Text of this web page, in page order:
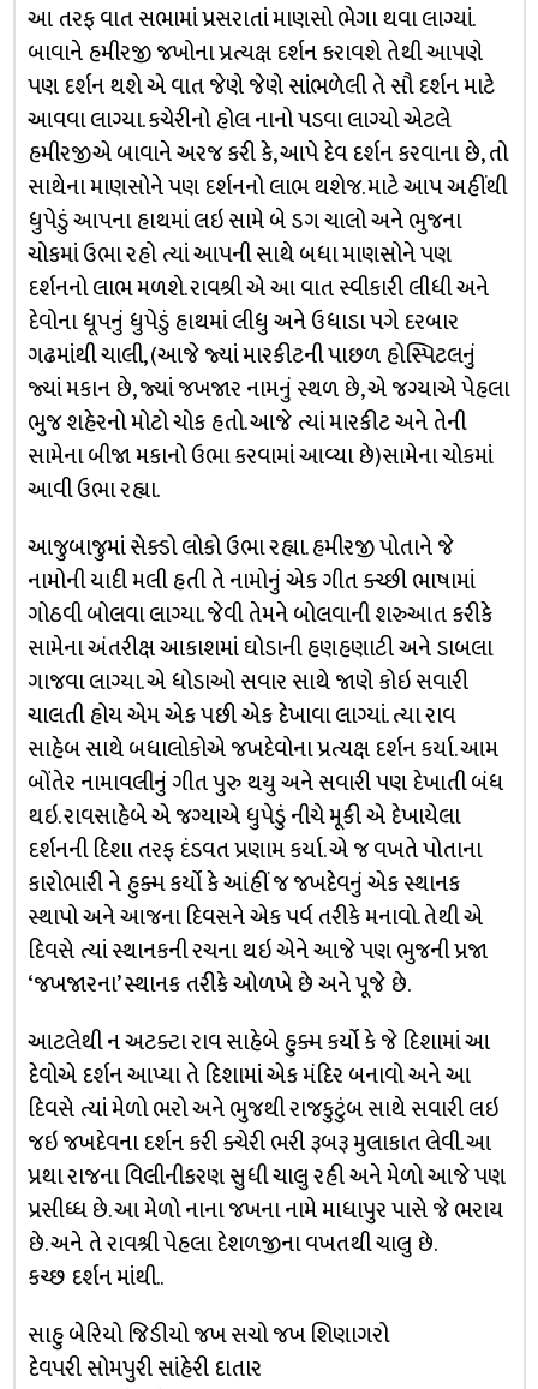
આ તરફ વાત સભામાં પ્રસરાતાં માણસો ભેગા થવા લાગ્યાં.
બાવાને હમીરજી જખોના પ્રત્યક્ષ દર્શન કરાવશે તેથી આપણે
પણ દર્શન થશે એ વાત જેણે જેણે સાંભળેલી તે સૌ દર્શન માટે
આવવા લાગ્યા. કચેરીનો હોલ નાનો પડવા લાગ્યો એટલે
હમીરજીએ બાવાને અરજ કરી કે, આપે દેવ દર્શન કરવાના છે, તો
સાથેના માણસોને પણ દર્શનનો લાભ થશેજ. માટે આપ અહીંથી
ધુપેડું આપના હાથમાં લઇ સામે બે ડગ ચાલો અને ભુજના
ચોકમાં ઉભા રહો ત્યાં આપની સાથે બધા માણસોને પણ
દર્શનનો લાભ મળશે. રાવશ્રી એ આ વાત સ્વીકારી લીધી અને
દેવોના ધૂપનું ધુપેડું હાથમાં લીધુ અને ઉધાડા પગે દરબાર
ગઢમાંથી ચાલી, (આજે જ્યાં મારકીટની પાછળ હોસ્પિટલનું
જ્યાં મકાન છે, જ્યાં જખજાર નામનું સ્થળ છે, એ જગ્યાએ પેહલા
ભુજ શહેરનો મોટો ચોક હતો. આજે ત્યાં મારકીટ અને તેની
સામેના બીજા મકાનો ઉભા કરવામાં આવ્યા છે)સામેના ચોકમાં
આવી ઉભા રહ્યા.
આજુબાજુમાં સેક્ડો લોકો ઉભા રહ્યા. હમીરજી પોતાને જે
નામોની યાદી મલી હતી તે નામોનું એક ગીત ક્ચ્છી ભાષામાં
ગોઠવી બોલવા લાગ્યા. જેવી તેમને બોલવાની શરુઆત કરીકે
સામેના અંતરીક્ષ આકાશમાં ઘોડાની હણહણાટી અને ડાબલા
ગાજવા લાગ્યા. એ ધોડાઓ સવાર સાથે જાણે કોઇ સવારી
ચાલતી હોય એમ એક પછી એક દેખાવા લાગ્યાં. ત્યા રાવ
સાહેબ સાથે બધાલોકોએ જખદેવોના પ્રત્યક્ષ દર્શન કર્યા. આમ
બોંતેર નામાવલીનું ગીત પુરુ થયુ અને સવારી પણ દેખાતી બંધ
થઇ. રાવસાહેબે એ જગ્યાએ ધુપેડું નીચે મૂકી એ દેખાયેલા
દર્શનની દિશા તરફ દંડવત પ્રણામ કર્યા. એ જ વખતે પોતાના
કારોભારી ને હુક્મ કર્યો કે આંહીં જ જખદેવનું એક સ્થાનક
સ્થાપો અને આજના દિવસને એક પર્વ તરીકે મનાવો. તેથી એ
દિવસે ત્યાં સ્થાનકની રચના થઇ એને આજે પણ ભુજની પ્રજા
‘જખજારના’ સ્થાનક તરીકે ઓળખે છે અને પૂજે છે.
આટલેથી ન અટક્ટા રાવ સાહેબે હુક્મ કર્યો કે જે દિશામાં આ
દેવોએ દર્શન આપ્યા તે દિશામાં એક મંદિર બનાવો અને આ
દિવસે ત્યાં મેળો ભરો અને ભુજથી રાજકુટુંબ સાથે સવારી લઇ
જઇ જખદેવના દર્શન કરી ક્ચેરી ભરી રૂબરૂ મુલાકાત લેવી. આ
પ્રથા રાજના વિલીનીકરણ સુધી ચાલુ રહી અને મેળો આજે પણ
પ્રસીધ્ધ છે. આ મેળો નાના જખના નામે માધાપુર પાસે જે ભરાય
છે. અને તે રાવશ્રી પેહલા દેશળજીના વખતથી ચાલુ છે.
કચ્છ દર્શન માંથી..
સાહુ બેરિયો જિડીયો જખ સચો જખ શિણાગરો
દેવપરી સોમપુરી સાંહેરી દાતાર